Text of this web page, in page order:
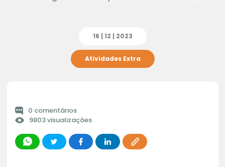
16 | 12 | 2023
Atividades Extra
0 comentários
9803 visualizações